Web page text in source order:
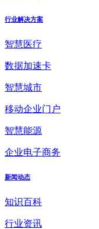
行业解决方案
智慧医疗
数据加速卡
智慧城市
移动企业门户
智慧能源
企业电子商务
新闻动态
知识百科
行业资讯